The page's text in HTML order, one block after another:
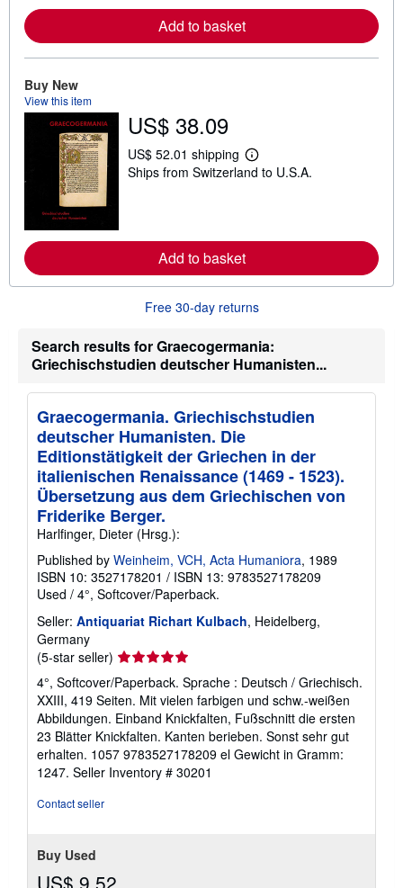
o
b
p
p
s
Add to basket
Buy New
View this item
US$ 38.09
US$ 52.01 shipping
L
e
o
o
s
h
p
i
r
a
t
e
Ships from Switzerland to U.S.A.
Add to basket
Free 30-day returns
Search results for Graecogermania:
Griechischstudien deutscher Humanisten...
Graecogermania. Griechischstudien
deutscher Humanisten. Die
Editionstätigkeit der Griechen in der
italienischen Renaissance (1469 - 1523).
Übersetzung aus dem Griechischen von
Friderike Berger.
Harlfinger, Dieter (Hrsg.):
Published by Weinheim, VCH, Acta Humaniora, 1989
ISBN 10: 3527178201 / ISBN 13: 9783527178209
Used / 4°, Softcover/Paperback.
Seller: Antiquariat Richart Kulbach, Heidelberg,
Germany
(5-star seller) Seller
rating
5
out
of
5
stars
4°, Softcover/Paperback. Sprache : Deutsch / Griechisch.
XXIII, 419 Seiten. Mit vielen farbigen und schw.-weißen
Abbildungen. Einband Knickfalten, Fußschnitt die ersten
23 Blätter Knickfalten. Kanten berieben. Sonst sehr gut
erhalten. 1057 9783527178209 el Gewicht in Gramm:
1247. Seller Inventory # 30201
Contact seller
Buy Used